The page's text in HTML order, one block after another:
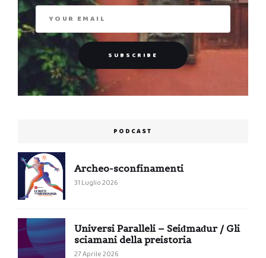
PODCAST
Archeo-sconfinamenti
31 Luglio 2026
Universi Paralleli – Seiđmađur / Gli
sciamani della preistoria
27 Aprile 2026